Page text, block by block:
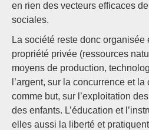
en rien des vecteurs efficaces
sociales.
La société reste donc
propriété privée (ressources
moyens de production,
l’argent, sur la concurrence et
comme but, sur l’exploitation
des enfants. L’éducation et
elles aussi la liberté et